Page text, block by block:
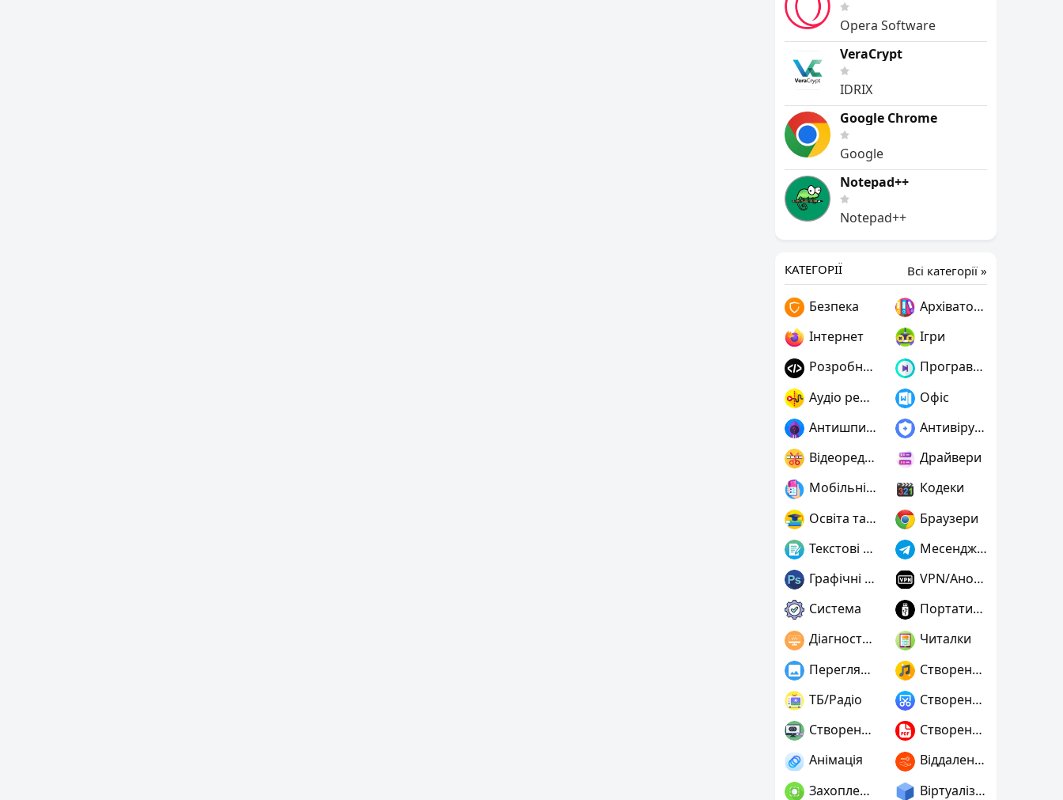
Opera Software
VeraCrypt
IDRIX
Google Chrome
Google
Notepad++
Notepad++
Всі категорії »
КАТЕГОРІЇ
Безпека
Архіватори
Інтернет
Ігри
Розробнику
Програвачі
Аудіо редактори
Офіс
Антишпигуни
Антивіруси
Відеоредактори
Драйвери
Мобільні пристрої
Кодеки
Освіта та наука
Браузери
Текстові редактори
Месенджери
Графічні редактори
VPN/Анонімність
Система
Портативні
Діагностика
Читалки
Переглядачі графіки
Створення музики
ТБ/Радіо
Створення скріншотів
Створення ігор
Створення PDF
Анімація
Віддалений доступ
Захоплення відео
Віртуалізація та емуляція